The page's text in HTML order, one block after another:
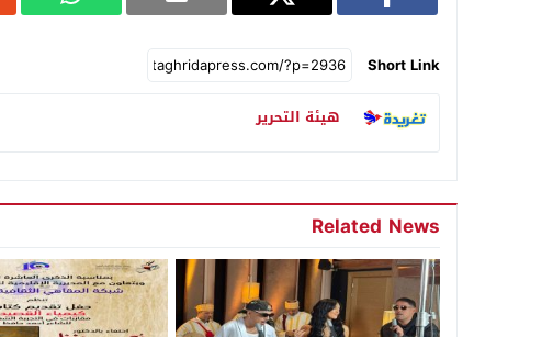
Short Link
هيئة التحرير
Related News